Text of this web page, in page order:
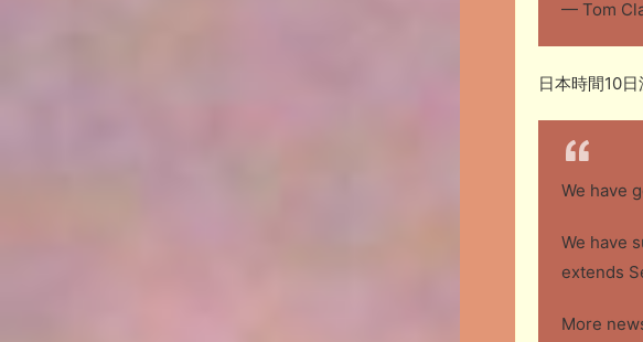
— Tom
日本時間10
We have
We have
extends
More